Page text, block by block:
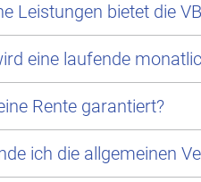
Leistungen bietet die
eine laufende
Rente garantiert?
ich die allgemeinen